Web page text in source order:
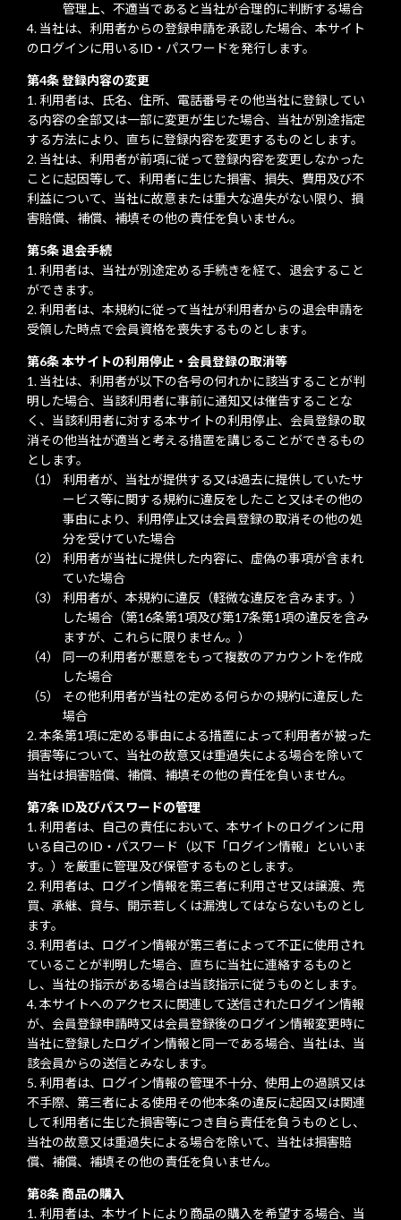
管理上、不適当であると当社が合理的に判断する場合
当社は、利用者からの登録申請を承認した場合、本サイト
のログインに用いるID・パスワードを発行します。
第4条 登録内容の変更
利用者は、氏名、住所、電話番号その他当社に登録してい
る内容の全部又は一部に変更が生じた場合、当社が別途指定
する方法により、直ちに登録内容を変更するものとします。
当社は、利用者が前項に従って登録内容を変更しなかった
ことに起因等して、利用者に生じた損害、損失、費用及び不
利益について、当社に故意または重大な過失がない限り、損
害賠償、補償、補填その他の責任を負いません。
第5条 退会手続
利用者は、当社が別途定める手続きを経て、退会すること
ができます。
利用者は、本規約に従って当社が利用者からの退会申請を
受領した時点で会員資格を喪失するものとします。
第6条 本サイトの利用停止・会員登録の取消等
当社は、利用者が以下の各号の何れかに該当することが判
明した場合、当該利用者に事前に通知又は催告することな
く、当該利用者に対する本サイトの利用停止、会員登録の取
消その他当社が適当と考える措置を講じることができるもの
とします。
利用者が、当社が提供する又は過去に提供していたサ
ービス等に関する規約に違反をしたこと又はその他の
事由により、利用停止又は会員登録の取消その他の処
分を受けていた場合
利用者が当社に提供した内容に、虚偽の事項が含まれ
ていた場合
利用者が、本規約に違反（軽微な違反を含みます。）
した場合（第16条第1項及び第17条第1項の違反を含み
ますが、これらに限りません。）
同一の利用者が悪意をもって複数のアカウントを作成
した場合
その他利用者が当社の定める何らかの規約に違反した
場合
本条第1項に定める事由による措置によって利用者が被った
損害等について、当社の故意又は重過失による場合を除いて
当社は損害賠償、補償、補填その他の責任を負いません。
第7条 ID及びパスワードの管理
利用者は、自己の責任において、本サイトのログインに用
いる自己のID・パスワード（以下「ログイン情報」といいま
す。）を厳重に管理及び保管するものとします。
利用者は、ログイン情報を第三者に利用させ又は譲渡、売
買、承継、貸与、開示若しくは漏洩してはならないものとし
ます。
利用者は、ログイン情報が第三者によって不正に使用され
ていることが判明した場合、直ちに当社に連絡するものと
し、当社の指示がある場合は当該指示に従うものとします。
本サイトへのアクセスに関連して送信されたログイン情報
が、会員登録申請時又は会員登録後のログイン情報変更時に
当社に登録したログイン情報と同一である場合、当社は、当
該会員からの送信とみなします。
利用者は、ログイン情報の管理不十分、使用上の過誤又は
不手際、第三者による使用その他本条の違反に起因又は関連
して利用者に生じた損害等につき自ら責任を負うものとし、
当社の故意又は重過失による場合を除いて、当社は損害賠
償、補償、補填その他の責任を負いません。
第8条 商品の購入
利用者は、本サイトにより商品の購入を希望する場合、当